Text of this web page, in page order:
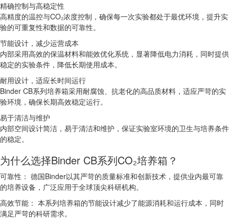
精确控制与高稳定性
高精度的温控与CO₂浓度控制，确保每一次实验都处于最优环境，提升实
验的可重复性和数据的可靠性。
节能设计，减少运营成本
内部采用高效的保温材料和能效优化系统，显著降低电力消耗，同时提供
稳定的实验条件，降低长期使用成本。
耐用设计，适应长时间运行
Binder CB系列培养箱采用耐腐蚀、抗老化的高品质材料，适应严苛的实
验环境，确保长期高效稳定运行。
易于清洁与维护
内部空间设计简洁，易于清洁和维护，保证实验室环境的卫生与培养条件
的稳定。
为什么选择Binder CB系列CO₂培养箱？
可靠性： 德国Binder以其严苛的质量标准和创新技术，提供业内最可靠
的培养设备，广泛应用于全球顶尖科研机构。
高效节能： 本系列培养箱的节能设计减少了能源消耗和运行成本，同时
满足严苛的科研需求。